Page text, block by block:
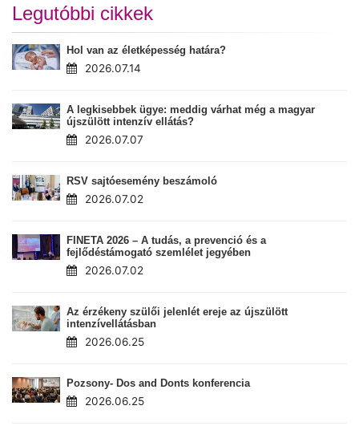
Legutóbbi cikkek
Hol van az életképesség határa?
2026.07.14
A legkisebbek ügye: meddig várhat még a magyar
újszülött intenzív ellátás?
2026.07.07
RSV sajtóesemény beszámoló
2026.07.02
FINETA 2026 – A tudás, a prevenció és a
fejlődéstámogató szemlélet jegyében
2026.07.02
Az érzékeny szülői jelenlét ereje az újszülött
intenzívellátásban
2026.06.25
Pozsony- Dos and Donts konferencia
2026.06.25